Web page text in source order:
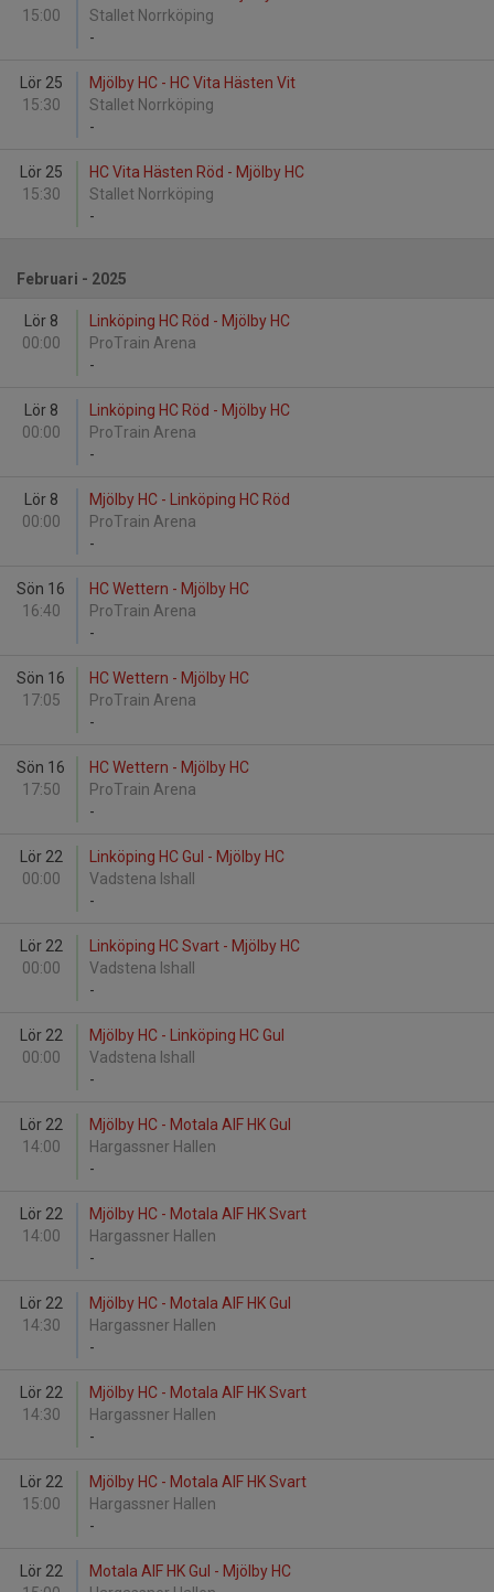
15:00
Stallet Norrköping
-
Lör 25
15:30
Mjölby HC - HC Vita Hästen Vit
Stallet Norrköping
-
Lör 25
15:30
HC Vita Hästen Röd - Mjölby HC
Stallet Norrköping
-
Februari - 2025
Lör 8
00:00
Linköping HC Röd - Mjölby HC
ProTrain Arena
-
Lör 8
00:00
Linköping HC Röd - Mjölby HC
ProTrain Arena
-
Lör 8
00:00
Mjölby HC - Linköping HC Röd
ProTrain Arena
-
Sön 16
16:40
HC Wettern - Mjölby HC
ProTrain Arena
-
Sön 16
17:05
HC Wettern - Mjölby HC
ProTrain Arena
-
Sön 16
17:50
HC Wettern - Mjölby HC
ProTrain Arena
-
Lör 22
00:00
Linköping HC Gul - Mjölby HC
Vadstena Ishall
-
Lör 22
00:00
Linköping HC Svart - Mjölby HC
Vadstena Ishall
-
Lör 22
00:00
Mjölby HC - Linköping HC Gul
Vadstena Ishall
-
Lör 22
14:00
Mjölby HC - Motala AIF HK Gul
Hargassner Hallen
-
Lör 22
14:00
Mjölby HC - Motala AIF HK Svart
Hargassner Hallen
-
Lör 22
14:30
Mjölby HC - Motala AIF HK Gul
Hargassner Hallen
-
Lör 22
14:30
Mjölby HC - Motala AIF HK Svart
Hargassner Hallen
-
Lör 22
15:00
Mjölby HC - Motala AIF HK Svart
Hargassner Hallen
-
Lör 22
Motala AIF HK Gul - Mjölby HC